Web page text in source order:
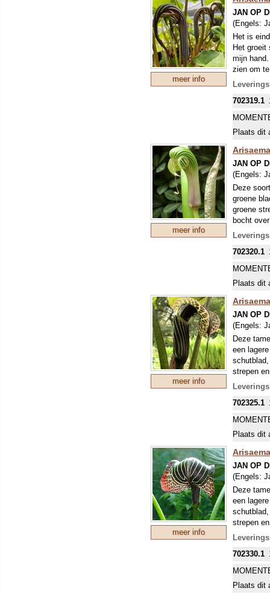
meer info
JAN OP
(Engels:
Het is
Het groeit
mijn
zien om
Alleen al
Helaas
bladeren.
Alle
Arisaema
Wat extra
De plant
en voor
worden
Als u
702319.1
Plaats dit
meer info
JAN OP
(Engels:
Deze
groene
groene
bocht
702320.1
Plaats dit
meer info
JAN OP
(Engels:
Deze
een
strepen
702325.1
Plaats dit
meer info
JAN OP
(Engels:
Deze
een
strepen
tot
in de
702330.1
Plaats dit